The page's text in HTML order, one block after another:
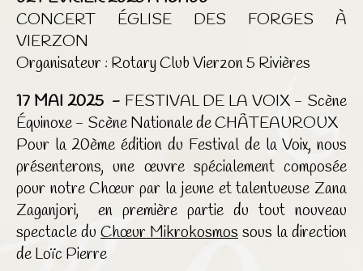
CONCERT ÉGLISE DES FORGES À
VIERZON
Organisateur : Rotary Club Vierzon 5 Rivières
17 MAI 2025 - FESTIVAL DE LA VOIX - Scène
Équinoxe - Scène Nationale de CHÂTEAUROUX
Pour la 20ème édition du Festival de la Voix, nous
présenterons, une œuvre spécialement composée
pour notre Chœur par la jeune et talentueuse Zana
Zaganjori, en première partie du tout nouveau
spectacle duChœur Mikrokosmossous la direction
de Loïc Pierre